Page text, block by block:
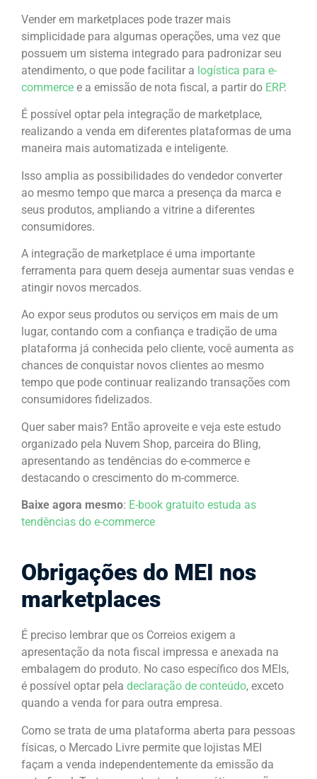
Vender em marketplaces pode trazer mais
simplicidade para algumas operações, uma vez que
possuem um sistema integrado para padronizar seu
atendimento, o que pode facilitar a logística para e-
commerce e a emissão de nota fiscal, a partir do ERP.
É possível optar pela integração de marketplace,
realizando a venda em diferentes plataformas de uma
maneira mais automatizada e inteligente.
Isso amplia as possibilidades do vendedor converter
ao mesmo tempo que marca a presença da marca e
seus produtos, ampliando a vitrine a diferentes
consumidores.
A integração de marketplace é uma importante
ferramenta para quem deseja aumentar suas vendas e
atingir novos mercados.
Ao expor seus produtos ou serviços em mais de um
lugar, contando com a confiança e tradição de uma
plataforma já conhecida pelo cliente, você aumenta as
chances de conquistar novos clientes ao mesmo
tempo que pode continuar realizando transações com
consumidores fidelizados.
Quer saber mais? Então aproveite e veja este estudo
organizado pela Nuvem Shop, parceira do Bling,
apresentando as tendências do e-commerce e
destacando o crescimento do m-commerce.
Baixe agora mesmo: E-book gratuito estuda as
tendências do e-commerce
Obrigações do MEI nos
marketplaces
É preciso lembrar que os Correios exigem a
apresentação da nota fiscal impressa e anexada na
embalagem do produto. No caso específico dos MEIs,
é possível optar pela declaração de conteúdo, exceto
quando a venda for para outra empresa.
Como se trata de uma plataforma aberta para pessoas
físicas, o Mercado Livre permite que lojistas MEI
façam a venda independentemente da emissão da